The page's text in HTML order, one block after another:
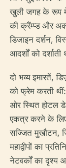
खुली जगह के रूप
की क्रैंम्प्ड और
डिजाइन दर्शन,
आदर्शों को दर्शाती
दो भव्य इमारतें,
को फ्रेम करती
ओर स्थित होटल डे
एकत्र करने के लिए
सज्जित मुखौटन,
महाद्वीपों का
नेटवर्कों का दृश्य